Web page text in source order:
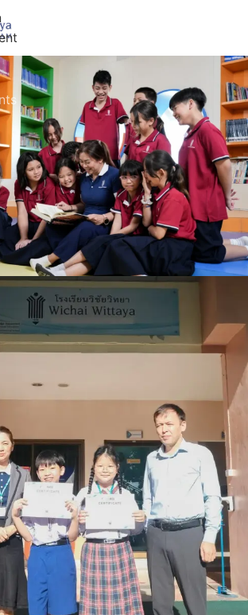
,SECONDARY,STUDENTS
of International
Genius Olympiad
(IMGO)
Super Admin